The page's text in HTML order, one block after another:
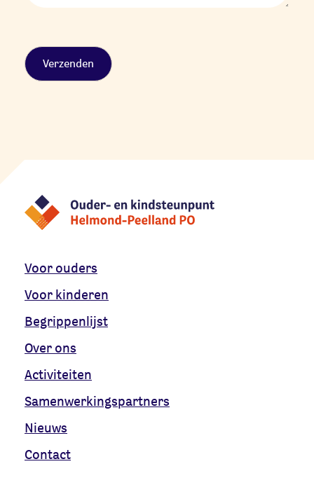
Voor ouders
Voor kinderen
Begrippenlijst
Over ons
Activiteiten
Samenwerkingspartners
Nieuws
Contact